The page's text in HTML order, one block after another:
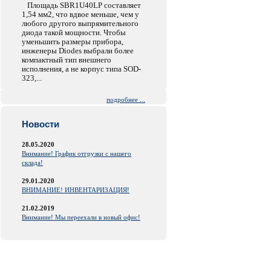
Площадь SBR1U40LP составляет
1,54 мм2, что вдвое меньше, чем у
любого другого выпрямительного
диода такой мощности. Чтобы
уменьшить размеры прибора,
инженеры Diodes выбрали более
компактный тип внешнего
исполнения, а не корпус типа SOD-
323,...
подробнее ...
Новости
28.05.2020
Внимание! График отгрузки с нашего
склада!
29.01.2020
ВНИМАНИЕ! ИНВЕНТАРИЗАЦИЯ!
21.02.2019
Внимание! Мы переехали в новый офис!